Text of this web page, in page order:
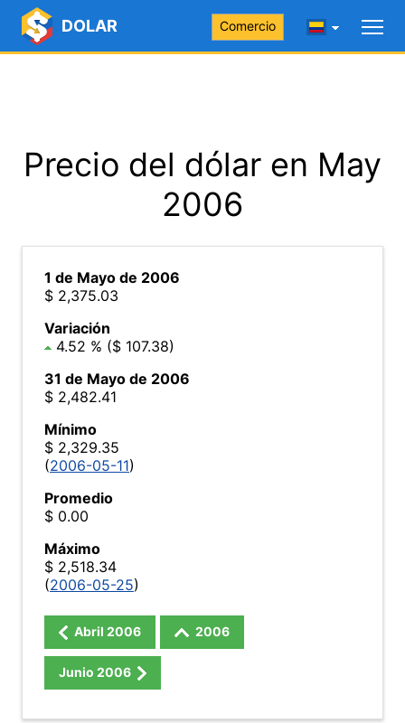
DOLAR Comercio
Precio del dólar en May
2006
1 de Mayo de 2006
$ 2,375.03
Variación
4.52 % ($ 107.38)
31 de Mayo de 2006
$ 2,482.41
Mínimo
$ 2,329.35
(2006-05-11)
Promedio
$ 0.00
Máximo
$ 2,518.34
(2006-05-25)
Abril 2006 2006
Junio 2006